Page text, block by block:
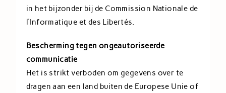
in het bijzonder bij de Commission Nationale de
l’Informatique et des Libertés.
Bescherming tegen ongeautoriseerde
communicatie
Het is strikt verboden om gegevens over te
dragen aan een land buiten de Europese Unie of